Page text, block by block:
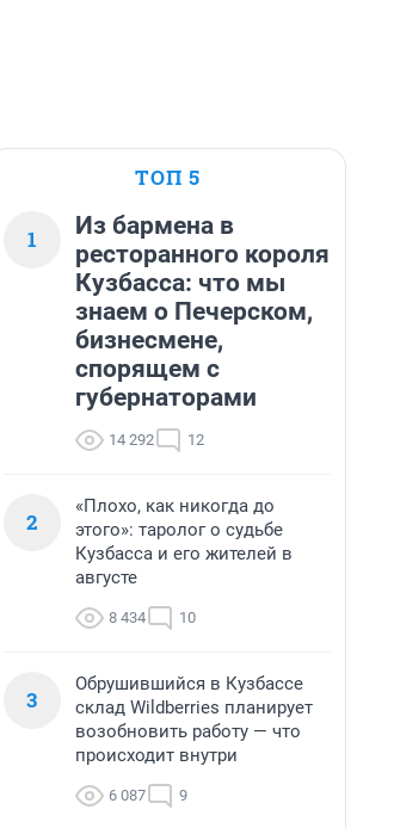
ТОП 5
1
Из бармена в
ресторанного короля
Кузбасса: что мы
знаем о Печерском,
бизнесмене,
спорящем с
губернаторами
14 292 12
2
«Плохо, как никогда до
этого»: таролог о судьбе
Кузбасса и его жителей в
августе
8 434 10
3
Обрушившийся в Кузбассе
склад Wildberries планирует
возобновить работу — что
происходит внутри
6 087 9